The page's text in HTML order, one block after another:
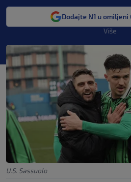
Dodajte N1 u omiljeni
Više
U.S. Sassuolo